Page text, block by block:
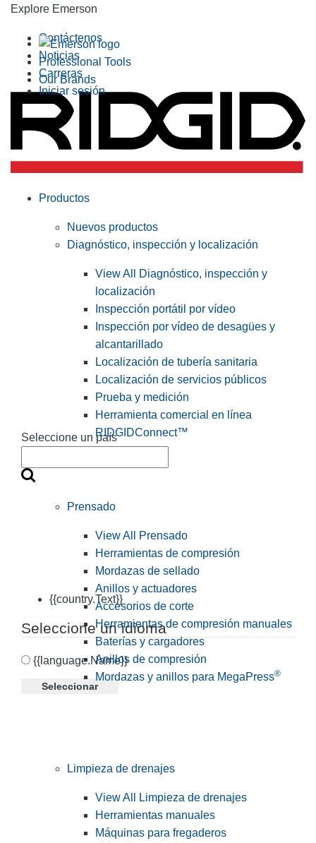
Explore Emerson
Professional Tools
Our Brands
Contáctenos
Noticias
Carreras
Iniciar sesión
Seleccione un país
{{country.Text}}
Seleccione un idioma
{{language.Name}}
Seleccionar
Productos
Nuevos productos
Diagnóstico, inspección y localización
View All Diagnóstico, inspección y
localización
Inspección portátil por vídeo
Inspección por vídeo de desagües y
alcantarillado
Localización de tubería sanitaria
Localización de servicios públicos
Prueba y medición
Herramienta comercial en línea
RIDGIDConnect™
Prensado
View All Prensado
Herramientas de compresión
Mordazas de sellado
Anillos y actuadores
Accesorios de corte
Herramientas de compresión manuales
Baterías y cargadores
Anillos de compresión
Mordazas y anillos para MegaPress®
Limpieza de drenajes
View All Limpieza de drenajes
Herramientas manuales
Máquinas para fregaderos